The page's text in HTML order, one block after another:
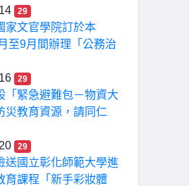
29
家文官學院訂於本
至9月間辦理「公務治
29
「緊急避難包－物資大
災教育資源，請同仁
29
送國立彰化師範大學進
育課程「新手彩妝體